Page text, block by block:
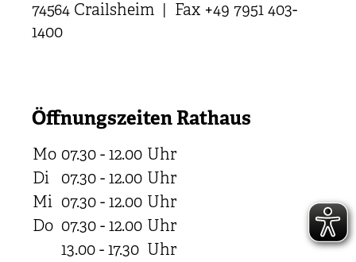
74564 Crailsheim | Fax +49 7951 403-
1400
Öffnungszeiten Rathaus
Mo 07.30 - 12.00 Uhr
Di
07.30 - 12.00 Uhr
Mi 07.30 - 12.00 Uhr
Do 07.30 - 12.00 Uhr
13.00 - 17.30 Uhr